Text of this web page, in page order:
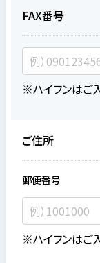
FAX番号
※ハイフンはご
ご住所
郵便番号
※ハイフンはご